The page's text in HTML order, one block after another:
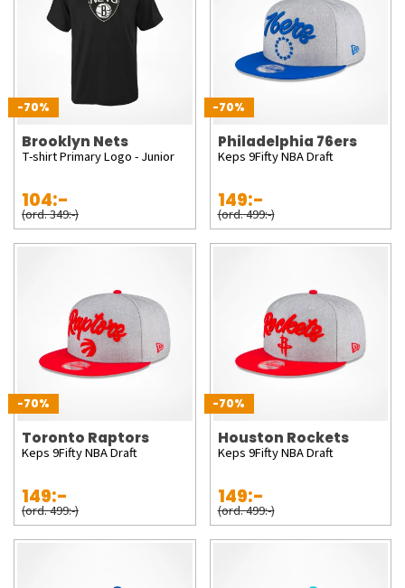
-70%
Brooklyn Nets
T-shirt Primary Logo - Junior
104:-
(ord. 349:-)
-70%
Philadelphia 76ers
Keps 9Fifty NBA Draft
149:-
(ord. 499:-)
-70%
Toronto Raptors
Keps 9Fifty NBA Draft
149:-
(ord. 499:-)
-70%
Houston Rockets
Keps 9Fifty NBA Draft
149:-
(ord. 499:-)